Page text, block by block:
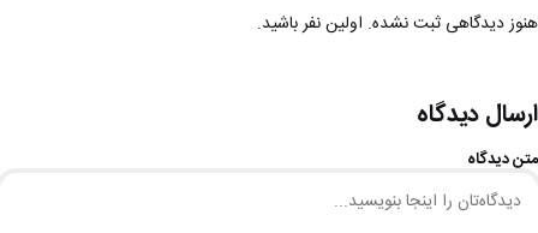
هنوز دیدگاهی ثبت نشده. اولین نفر باشید.
ارسال دیدگاه
متن دیدگاه